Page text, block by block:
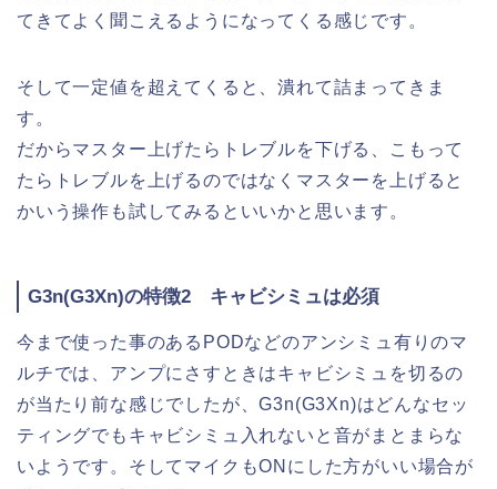
てきてよく聞こえるようになってくる感じです。
そして一定値を超えてくると、潰れて詰まってきま
す。
だからマスター上げたらトレブルを下げる、こもって
たらトレブルを上げるのではなくマスターを上げると
かいう操作も試してみるといいかと思います。
G3n(G3Xn)の特徴2 キャビシミュは必須
今まで使った事のあるPODなどのアンシミュ有りのマ
ルチでは、アンプにさすときはキャビシミュを切るの
が当たり前な感じでしたが、G3n(G3Xn)はどんなセッ
ティングでもキャビシミュ入れないと音がまとまらな
いようです。そしてマイクもONにした方がいい場合が